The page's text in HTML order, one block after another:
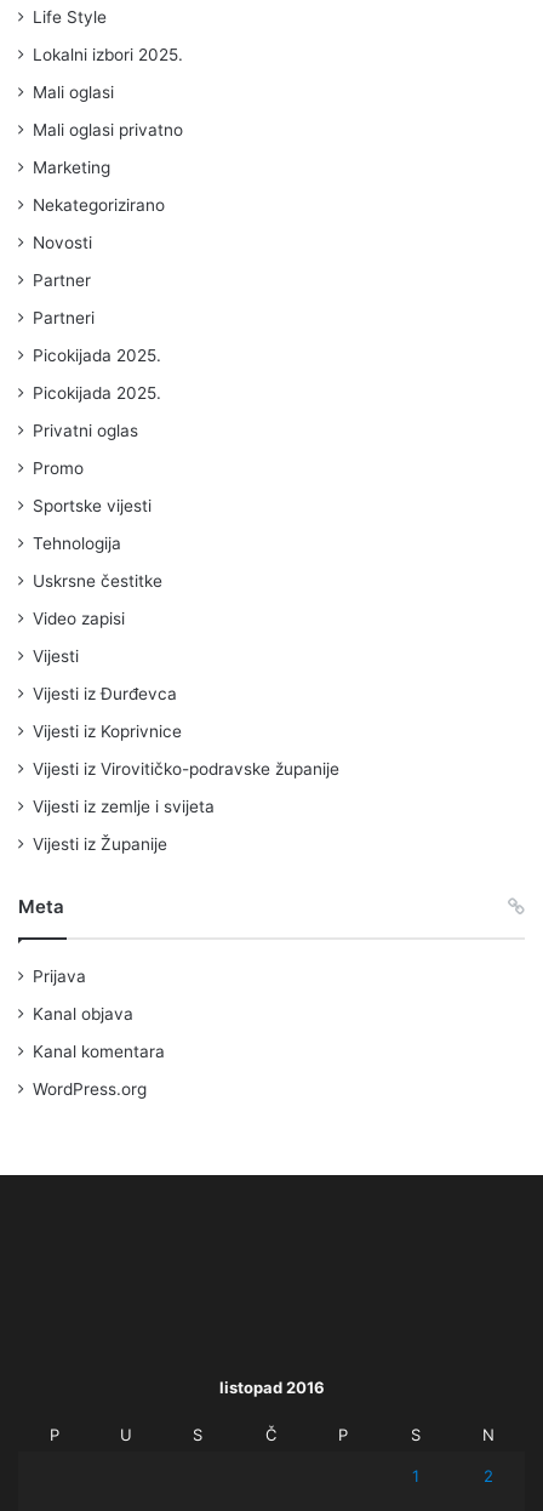
Life Style
Lokalni izbori 2025.
Mali oglasi
Mali oglasi privatno
Marketing
Nekategorizirano
Novosti
Partner
Partneri
Picokijada 2025.
Picokijada 2025.
Privatni oglas
Promo
Sportske vijesti
Tehnologija
Uskrsne čestitke
Video zapisi
Vijesti
Vijesti iz Đurđevca
Vijesti iz Koprivnice
Vijesti iz Virovitičko-podravske županije
Vijesti iz zemlje i svijeta
Vijesti iz Županije
Meta
Prijava
Kanal objava
Kanal komentara
WordPress.org
listopad 2016
P U S Č P S N
1 2